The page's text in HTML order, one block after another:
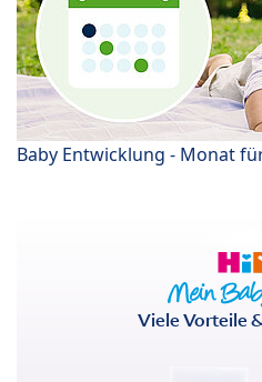
Baby Entwicklung - Monat
Viele Vorteile